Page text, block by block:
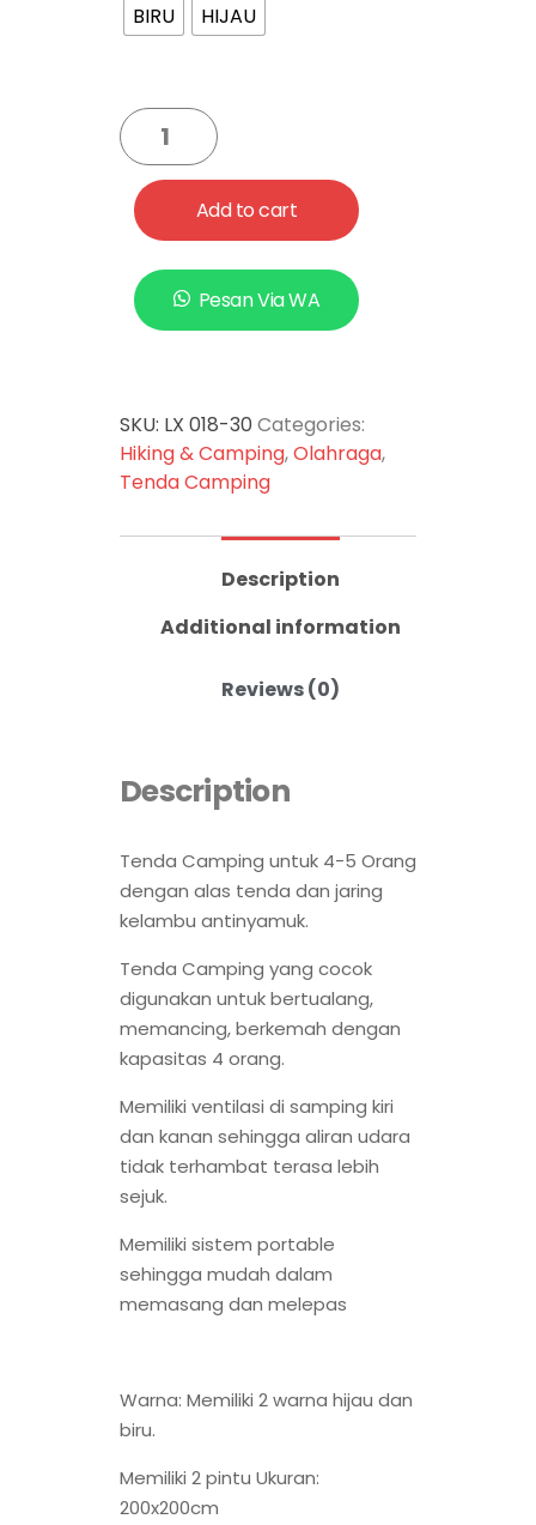
BIRU HIJAU
Add to cart
Pesan Via WA
SKU: LX 018-30 Categories:
Hiking & Camping,Olahraga,
Tenda Camping
Description
Additional information
Reviews (0)
Description
Tenda Camping untuk 4-5 Orang
dengan alas tenda dan jaring
kelambu antinyamuk.
Tenda Camping yang cocok
digunakan untuk bertualang,
memancing, berkemah dengan
kapasitas 4 orang.
Memiliki ventilasi di samping kiri
dan kanan sehingga aliran udara
tidak terhambat terasa lebih
sejuk.
Memiliki sistem portable
sehingga mudah dalam
memasang dan melepas
Warna: Memiliki 2 warna hijau dan
biru.
Memiliki 2 pintu Ukuran:
200x200cm